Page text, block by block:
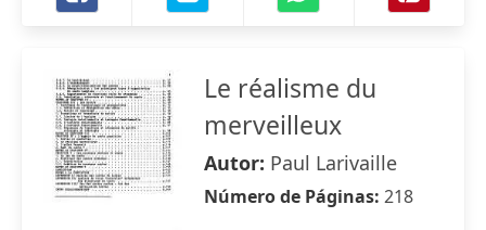
Le réalisme du
merveilleux
Autor: Paul Larivaille
Número de Páginas: 218